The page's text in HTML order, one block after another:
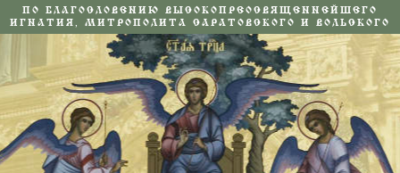
ПО БЛАГОСЛОВЕНИЮ ВЫСОКОПРЕОСВЯЩЕННЕЙШЕГО
ИГНАТИЯ, МИТРОПОЛИТА САРАТОВСКОГО И ВОЛЬСКОГО